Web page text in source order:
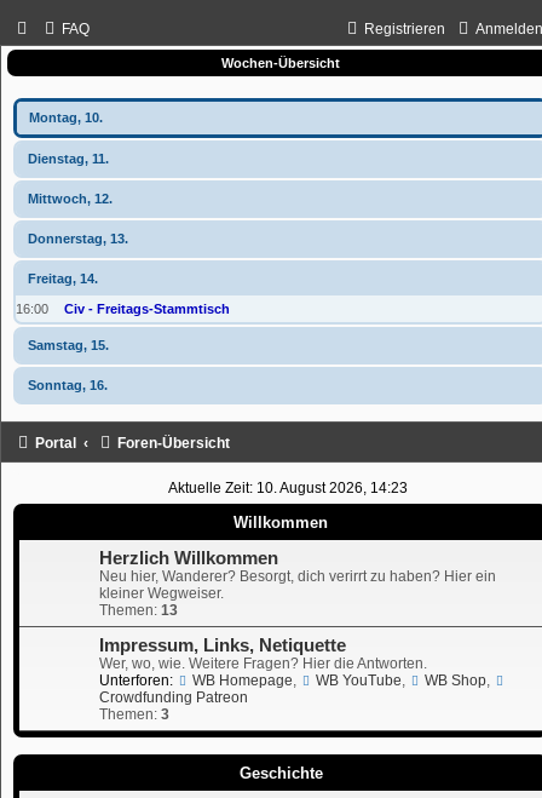
FAQ Registrieren
Wochen-Übersicht
Montag, 10.
Dienstag, 11.
Mittwoch, 12.
Donnerstag, 13.
Freitag, 14.
16:00 Civ - Freitags-Stammtisch
Samstag, 15.
Sonntag, 16.
Portal Foren-Übersicht
Aktuelle Zeit: 10. August 2026, 14:23
Willkommen
Herzlich Willkommen
Neu hier, Wanderer? Besorgt, dich verirrt zu haben? Hier ein
kleiner Wegweiser.
Themen: 13
Impressum, Links, Netiquette
Wer, wo, wie. Weitere Fragen? Hier die Antworten.
Unterforen:
WB Homepage, WB YouTube, WB Shop,
Crowdfunding Patreon
Themen: 3
Geschichte